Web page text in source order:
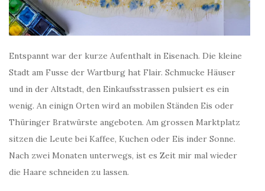
Entspannt war der kurze Aufenthalt in Eisenach. Die kleine
Stadt am Fusse der Wartburg hat Flair. Schmucke Häuser
und in der Altstadt, den Einkaufsstrassen pulsiert es ein
wenig. An einign Orten wird an mobilen Ständen Eis oder
Thüringer Bratwürste angeboten. Am grossen Marktplatz
sitzen die Leute bei Kaffee, Kuchen oder Eis inder Sonne.
Nach zwei Monaten unterwegs, ist es Zeit mir mal wieder
die Haare schneiden zu lassen.